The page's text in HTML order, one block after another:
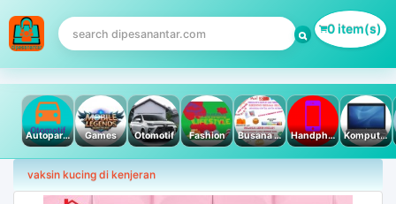
0 item(s)
Autoparts Games Otomotif Fashion Busana Muslim Handphone & Tablet Komputer PC & Laptop
vaksin kucing di kenjeran